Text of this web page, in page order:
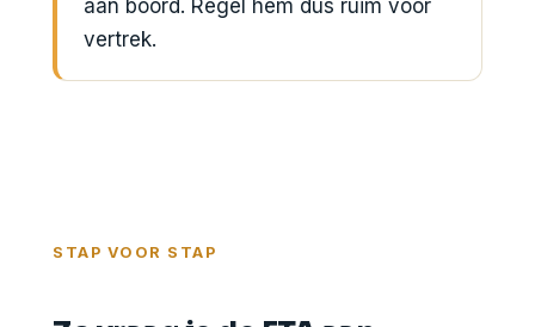
aan boord. Regel hem dus ruim voor
vertrek.
STAP VOOR STAP